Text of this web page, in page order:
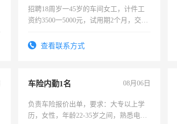
招聘18周岁一45岁的车间女工，计件工
资约3500一5000元，试用期2个月，交五
查看联系方式
车险内勤1名 08月06日
负责车险报价出单，要求：大专以上学
历，女性，年龄22-35岁之间，熟悉电脑